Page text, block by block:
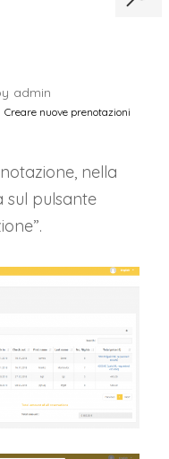
admin
Creare nuove prenotazioni
nella
sul pulsante